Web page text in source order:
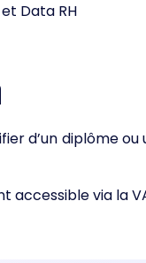
Data RH
d’un diplôme
via la